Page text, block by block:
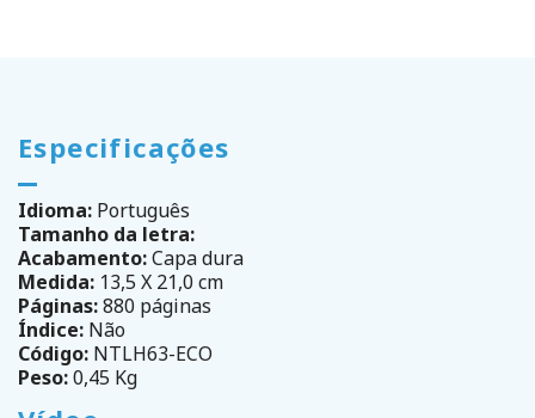
Especificações
Idioma: Português
Tamanho da letra:
Acabamento:Capa dura
Medida: 13,5 X 21,0 cm
Páginas:880 páginas
Índice: Não
Código: NTLH63-ECO
Peso:0,45 Kg